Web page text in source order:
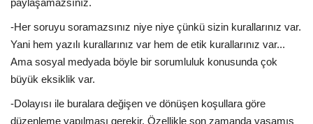
-Her soruyu soramazsınız niye niye çünkü sizin kurallarınız var.
Yani hem yazılı kurallarınız var hem de etik kurallarınız var...
Ama sosyal medyada böyle bir sorumluluk konusunda çok
büyük eksiklik var.
-Dolayısı ile buralara değişen ve dönüşen koşullara göre
düzenleme yapılması gerekir. Özellikle son zamanda yaşamış